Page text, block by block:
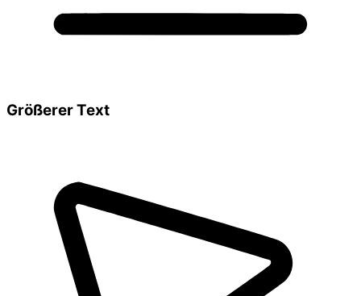
Größerer Text